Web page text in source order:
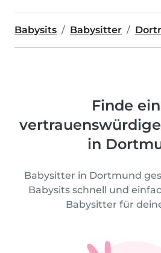
Babysits Babysitter
Finde
in
Babysitter in Dortmund
Babysits schnell und
Babysitter für